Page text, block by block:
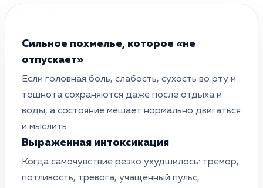
Сильное похмелье, которое «не
отпускает»
Если головная боль, слабость, сухость во рту и
тошнота сохраняются даже после отдыха и
воды, а состояние мешает нормально двигаться
и мыслить.
Выраженная интоксикация
Когда самочувствие резко ухудшилось: тремор,
потливость, тревога, учащённый пульс,